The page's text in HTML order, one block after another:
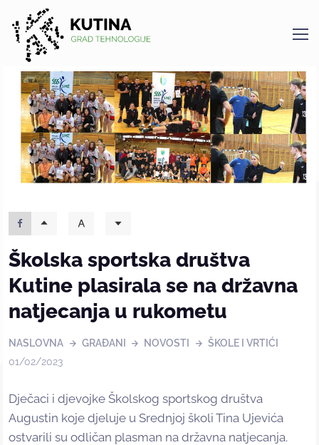
Kutina
Školska sportska društva
Kutine plasirala se na državna
natjecanja u rukometu
NASLOVNA GRAĐANI NOVOSTI
ŠKOLE I VRTIĆI
01/02/2023
Dječaci i djevojke Školskog sportskog društva
Augustin koje djeluje u Srednjoj školi Tina Ujevića
ostvarili su odličan plasman na državna natjecanja.